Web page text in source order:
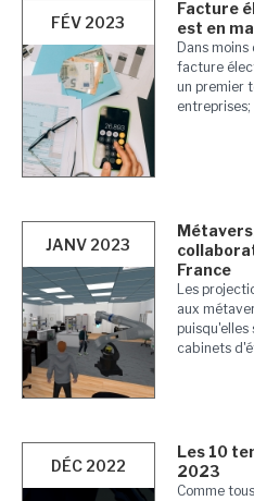
FÉV 2023
Facture
est en
Dans
facture
un premier
entreprises;
JANV 2023
France
Les
aux
puisqu'elles
cabinets
DÉC 2022
Les 10
2023
Comme